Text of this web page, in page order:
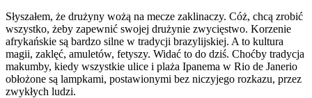
Słyszałem, że drużyny wożą na mecze zaklinaczy. Cóż, chcą zrobić
wszystko, żeby zapewnić swojej drużynie zwycięstwo. Korzenie
afrykańskie są bardzo silne w tradycji brazylijskiej. A to kultura
magii, zaklęć, amuletów, fetyszy. Widać to do dziś. Choćby tradycja
makumby, kiedy wszystkie ulice i plaża Ipanema w Rio de Janerio
obłożone są lampkami, postawionymi bez niczyjego rozkazu, przez
zwykłych ludzi.